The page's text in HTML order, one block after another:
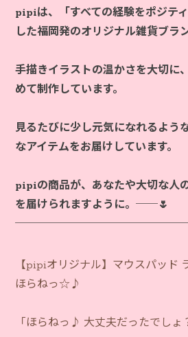
pipiは、「すべての経験をポジテ
した福岡発のオリジナル雑貨ブラ
手描きイラストの温かさを大切に
めて制作しています。
見るたびに少し元気になれるよう
なアイテムをお届けしています。
pipiの商品が、あなたや大切な人
を届けられますように。──🌷
【pipiオリジナル】マウスパッド
ほらねっ☆♪
「ほらねっ♪ 大丈夫だったでしょ